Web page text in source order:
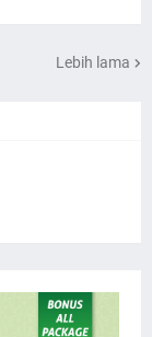
Lebih lama